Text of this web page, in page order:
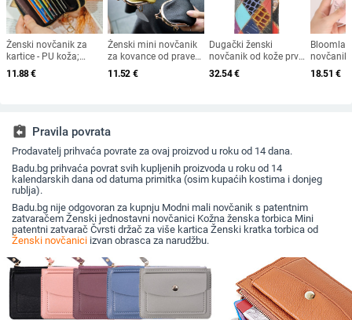
Ženski novčanik za
kartice - PU koža;
Uzorak: mala pčela;
Stil: poslovno
11.88€
Ženski mini novčanik
za kovance od prave
kože, jednobojni, s
metalnim okovom
11.52 €
Dugački ženski
novčanik od kože prve
sloja, euro-američkog
stila, s višestrukim
32.54€
novčanik
sa
uzorak,
18.51 €
assignment_return Pravila povrata
Prodavatelj prihvaća povrate za ovaj proizvod u roku od 14 dana.
Badu.bg prihvaća povrat svih kupljenih proizvoda u roku od 14
kalendarskih dana od datuma primitka (osim kupaćih kostima i donjeg
rublja).
Badu.bg nije odgovoran za kupnju Modni mali novčanik s patentnim
zatvaračem Ženski jednostavni novčanici Kožna ženska torbica Mini
patentni zatvarač Čvrsti držač za više kartica Ženski kratka torbica od
Ženski novčanici izvan obrasca za narudžbu.